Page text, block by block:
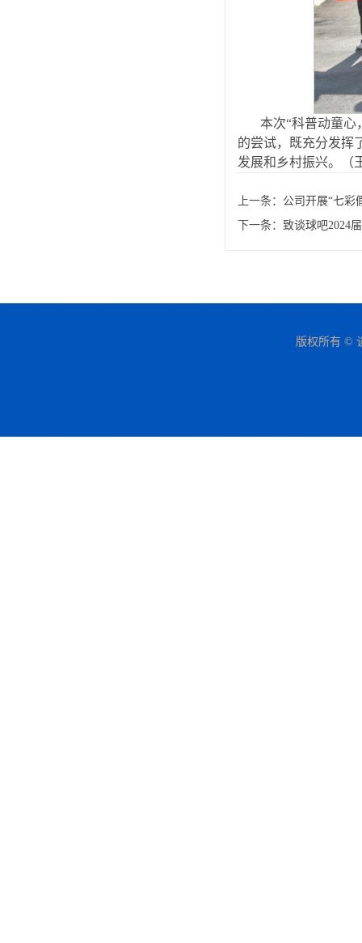
本次“科普动童心
的尝试，既充分发挥
发展和乡村振兴。（
上一条： 公司开展“七彩
下一条： 致谈球吧2024
版权所有 ©